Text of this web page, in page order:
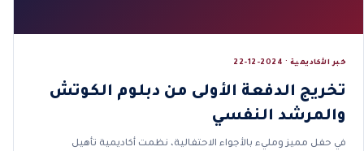
خبر الأكاديمية · 2024-12-22
تخريج الدفعة الأولى من دبلوم الكوتش
والمرشد النفسي
في حفل مميز ومليء بالأجواء الاحتفالية، نظمت أكاديمية تأهيل